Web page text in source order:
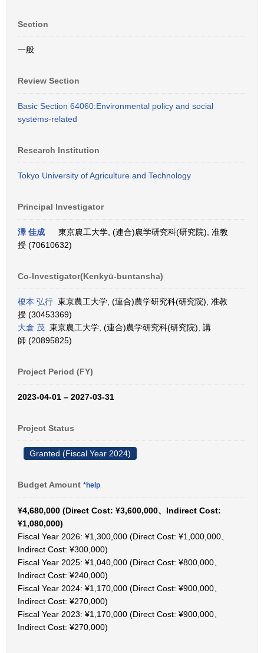
Section
一般
Review Section
Basic Section 64060:Environmental policy and social
systems-related
Research Institution
Tokyo University of Agriculture and Technology
Principal Investigator
澤 佳成
東京農工大学, (連合)農学研究科(研究院), 准教
授 (70610632)
Co-Investigator(Kenkyū-buntansha)
榎本 弘行 東京農工大学, (連合)農学研究科(研究院), 准教
授 (30453369)
大倉 茂 東京農工大学, (連合)農学研究科(研究院), 講
師 (20895825)
Project Period (FY)
2023-04-01 – 2027-03-31
Project Status
Granted (Fiscal Year 2024)
Budget Amount *help
¥4,680,000 (Direct Cost: ¥3,600,000、Indirect Cost:
¥1,080,000)
Fiscal Year 2026: ¥1,300,000 (Direct Cost: ¥1,000,000、
Indirect Cost: ¥300,000)
Fiscal Year 2025: ¥1,040,000 (Direct Cost: ¥800,000、
Indirect Cost: ¥240,000)
Fiscal Year 2024: ¥1,170,000 (Direct Cost: ¥900,000、
Indirect Cost: ¥270,000)
Fiscal Year 2023: ¥1,170,000 (Direct Cost: ¥900,000、
Indirect Cost: ¥270,000)